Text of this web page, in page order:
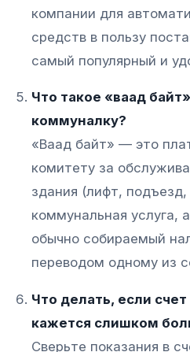
компании для
средств в пользу
самый популярный и
Что такое «ваад
коммуналку?
«Ваад байт» — это
комитету за
здания (лифт,
коммунальная услуга,
обычно собираемый
переводом одному из
Что делать, если
кажется слишком
Сверьте показания в